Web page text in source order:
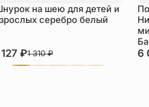
на шею для детей и
серебро белый
127₽1 310₽ 6